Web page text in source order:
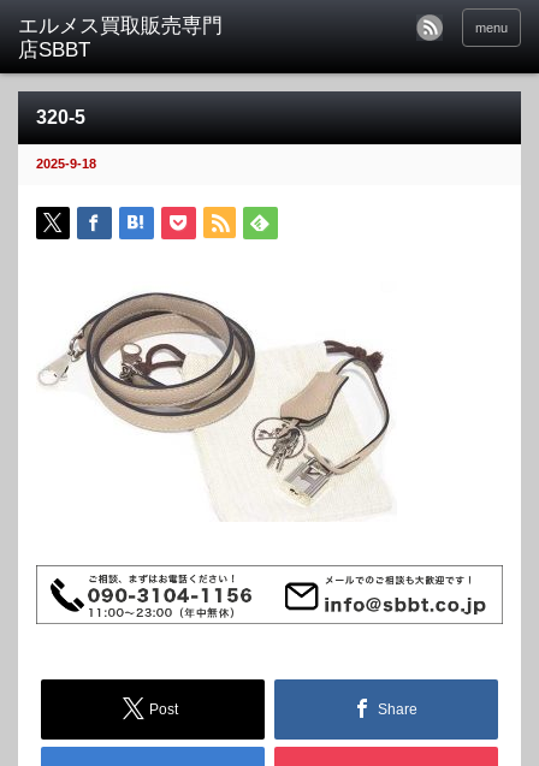
menu
320-5
2025-9-18
Post Share